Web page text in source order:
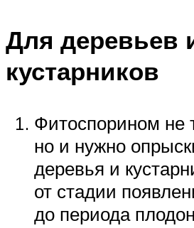
Для деревьев
кустарников
Фитоспорином не
но и нужно
деревья и
от стадии
до периода